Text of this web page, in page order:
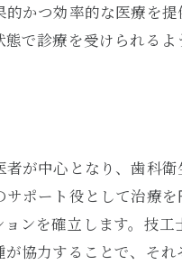
かつ効率的な医療を
で診療を受けられる
が中心となり、歯科
ポート役として治療
ンを確立します。技
協力することで、そ